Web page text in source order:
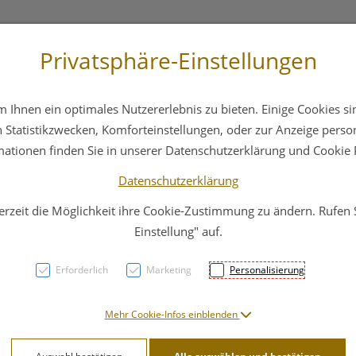
Hautpflege Familie Nahrungsergänzung
PARI
13,56
Privatsphäre-Einstellungen
Ihnen ein optimales Nutzererlebnis zu bieten. Einige Cookies
Komforteinstellungen, oder zur Anzeige
finden Sie in unserer Datenschutzerklärung und Cookie
Datenschutzerklärung
die Möglichkeit ihre Cookie-Zustimmung zu ändern. Rufen
Einstellung" auf.
Erforderlich Marketing Personalisierung
Mehr Cookie-Infos einblenden